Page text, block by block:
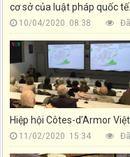
cơ sở của luật pháp quốc tế.
10/04/2020 08:38
Hiệp hội Côtes-d’Armor
11/02/2020 15:34